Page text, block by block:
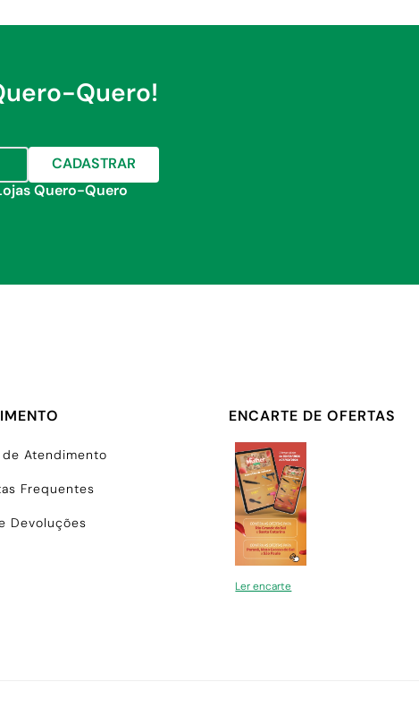
Quero!
CADASTRAR
Quero-Quero
Atendimento
Frequentes
Devoluções
ENCARTE DE OFERTAS
Ler encarte